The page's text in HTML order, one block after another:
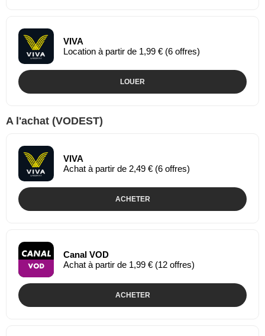
VIVA
Location à partir de 1,99 € (6 offres)
LOUER
A l'achat (VODEST)
VIVA
Achat à partir de 2,49 € (6 offres)
ACHETER
Canal VOD
Achat à partir de 1,99 € (12 offres)
ACHETER